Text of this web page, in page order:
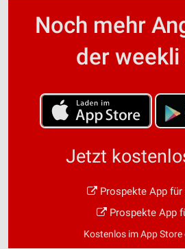
Noch mehr
der weekli
Jetzt
Prospekte App für
Prospekte App
Kostenlos im App Store